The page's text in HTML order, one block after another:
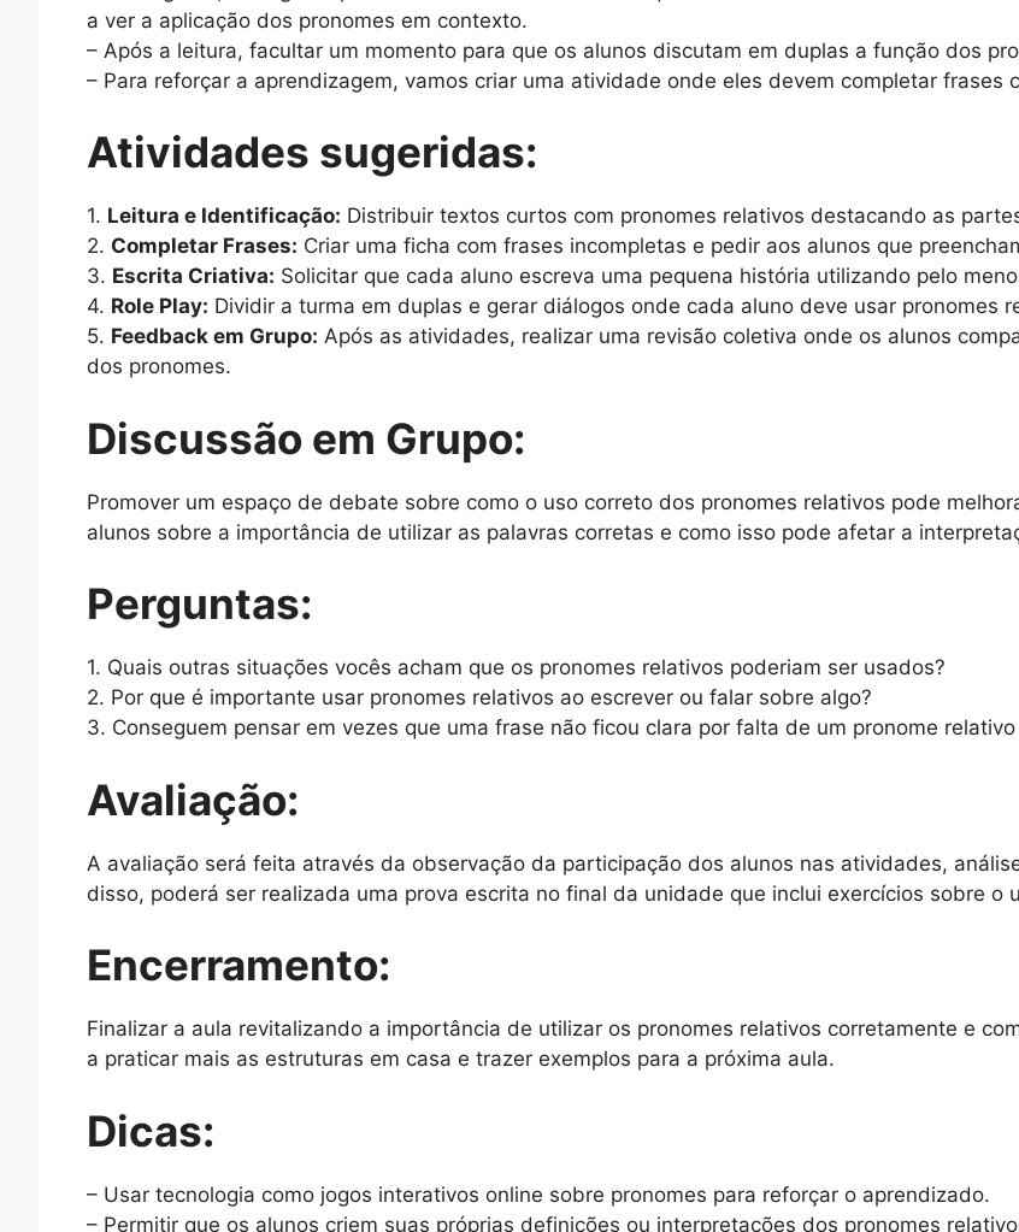
a ver a aplicação dos pronomes em contexto.
– Após a leitura, facultar um momento para que os alunos discutam em duplas a função dos
– Para reforçar a aprendizagem, vamos criar uma atividade onde eles devem completar frases
Atividades sugeridas:
1. Leitura e Identificação: Distribuir textos curtos com pronomes relativos destacando as
2. Completar Frases: Criar uma ficha com frases incompletas e pedir aos alunos que
3. Escrita Criativa: Solicitar que cada aluno escreva uma pequena história utilizando pelo
4. Role Play: Dividir a turma em duplas e gerar diálogos onde cada aluno deve usar pronomes
5. Feedback em Grupo: Após as atividades, realizar uma revisão coletiva onde os alunos
dos pronomes.
Discussão em Grupo:
Promover um espaço de debate sobre como o uso correto dos pronomes relativos pode
alunos sobre a importância de utilizar as palavras corretas e como isso pode afetar a
Perguntas:
1. Quais outras situações vocês acham que os pronomes relativos poderiam ser usados?
2. Por que é importante usar pronomes relativos ao escrever ou falar sobre algo?
3. Conseguem pensar em vezes que uma frase não ficou clara por falta de um pronome
Avaliação:
A avaliação será feita através da observação da participação dos alunos nas atividades,
disso, poderá ser realizada uma prova escrita no final da unidade que inclui exercícios sobre o
Encerramento:
Finalizar a aula revitalizando a importância de utilizar os pronomes relativos corretamente e
a praticar mais as estruturas em casa e trazer exemplos para a próxima aula.
Dicas:
– Usar tecnologia como jogos interativos online sobre pronomes para reforçar o aprendizado.
– Permitir que os alunos criem suas próprias definições ou interpretações dos pronomes